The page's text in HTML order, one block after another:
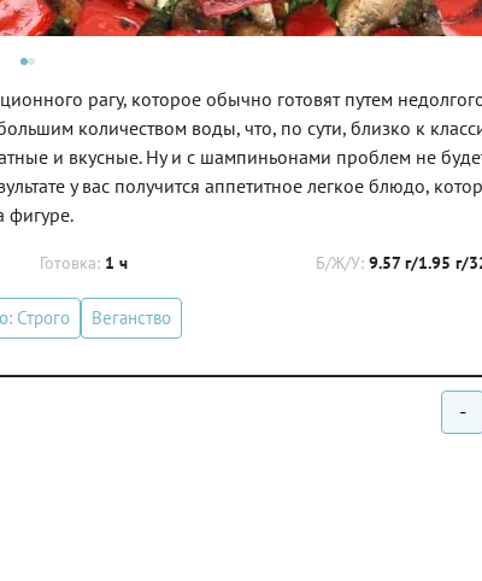
рагу, которое обычно готовят путем
количеством воды, что, по сути, близко к
и вкусные. Ну и с шампиньонами проблем не
у вас получится аппетитное легкое блюдо,
фигуре.
Готовка: 1 ч Б/Ж/У: 9.57 г/1.95 г/
Строго Веганство
-